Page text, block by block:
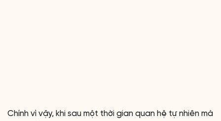
Chính vì vậy, khi sau một thời gian quan hệ tự nhiên mà